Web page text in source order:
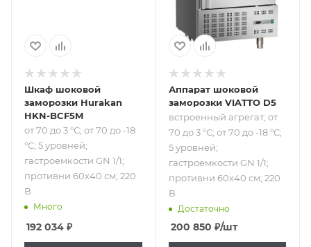
Шкаф шоковой
заморозки Hurakan
HKN-BCF5M
от 70 до 3 °С; от 70 до -18
°С; 5 уровней;
гастроемкости GN 1/1;
противни 60х40 см; 220
В
Много
192 034 ₽
гастроемкости
GN 1/1; противни
60х40 см; 220 В
Аппарат шоковой
заморозки VIATTO D5
встроенный агрегат; от
70 до 3 °С; от 70 до -18 °С;
5 уровней;
гастроемкости GN 1/1;
противни 60х40 см; 220
В
Достаточно
200 850 ₽/шт